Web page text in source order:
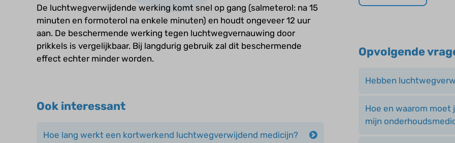
De luchtwegverwijdende werking komt snel op gang (salmeterol: na 15
minuten en formoterol na enkele minuten) en houdt ongeveer 12 uur
aan. De beschermende werking tegen luchtwegvernauwing door
prikkels is vergelijkbaar. Bij langdurig gebruik zal dit beschermende
effect echter minder worden.
Ook interessant
Hoe lang werkt een kortwerkend luchtwegverwijdend medicijn?
Opvolgende
Hebben
Hoe en waarom moet
mijn